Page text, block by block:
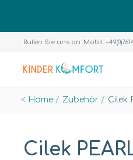
Rufen Sie uns an: Mobil:
Home Zubehör Cilek
Cilek